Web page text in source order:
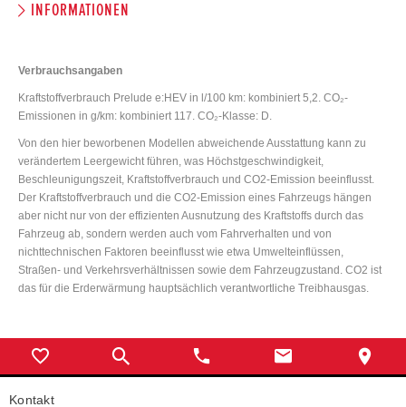
INFORMATIONEN
Verbrauchsangaben
Kraftstoffverbrauch Prelude e:HEV in l/100 km: kombiniert 5,2. CO₂-
Emissionen in g/km: kombiniert 117. CO₂-Klasse: D.
Von den hier beworbenen Modellen abweichende Ausstattung kann zu
verändertem Leergewicht führen, was Höchstgeschwindigkeit,
Beschleunigungszeit, Kraftstoffverbrauch und CO2-Emission beeinflusst.
Der Kraftstoffverbrauch und die CO2-Emission eines Fahrzeugs hängen
aber nicht nur von der effizienten Ausnutzung des Kraftstoffs durch das
Fahrzeug ab, sondern werden auch vom Fahrverhalten und von
nichttechnischen Faktoren beeinflusst wie etwa Umwelteinflüssen,
Straßen- und Verkehrsverhältnissen sowie dem Fahrzeugzustand. CO2 ist
das für die Erderwärmung hauptsächlich verantwortliche Treibhausgas.
Kontakt